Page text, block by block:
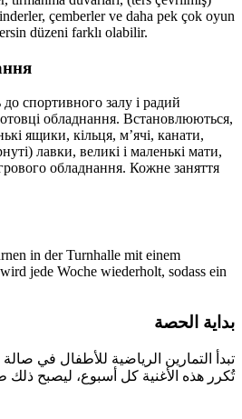
çemberler ve daha pek çok oyun
düzeni farklı olabilir.
спортивного залу і радий
обладнання. Встановлюються,
ящики, кільця, м’ячі, канати,
лавки, великі і маленькі мати,
обладнання. Кожне заняття
in der Turnhalle mit einem
jede Woche wiederholt, sodass ein
بداية الحصة
تبدأ التمارين الرياضية للأطفال في صالة
تُكرر هذه الأغنية كل أسبوع، ليصبح ذلك